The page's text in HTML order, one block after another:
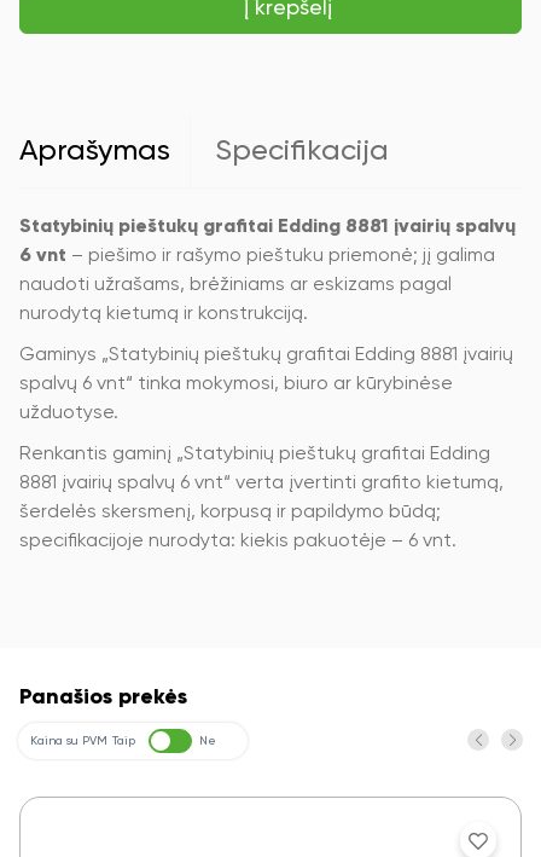
Edding
vnt.
Į krepšelį
Aprašymas Specifikacija
Statybinių pieštukų grafitai Edding 8881 įvairių spalvų
6 vnt – piešimo ir rašymo pieštuku priemonė; jį galima
naudoti užrašams, brėžiniams ar eskizams pagal
nurodytą kietumą ir konstrukciją.
Gaminys „Statybinių pieštukų grafitai Edding 8881 įvairių
spalvų 6 vnt“ tinka mokymosi, biuro ar kūrybinėse
užduotyse.
Renkantis gaminį „Statybinių pieštukų grafitai Edding
8881 įvairių spalvų 6 vnt“ verta įvertinti grafito kietumą,
šerdelės skersmenį, korpusą ir papildymo būdą;
specifikacijoje nurodyta: kiekis pakuotėje – 6 vnt.
Panašios prekės
Kaina su PVM Taip Ne